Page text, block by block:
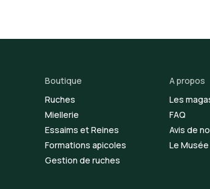
Boutique
Ruches
Miellerie
Essaims et Reines
Formations apicoles
Gestion de ruches
A propos
Les
FAQ
Avis de
Le